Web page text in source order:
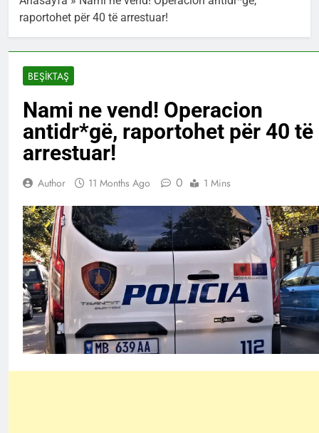
raportohet për 40 të arrestuar!
BEŞİKTAŞ
Nami ne vend! Operacion
antidr*gë, raportohet për 40 të
arrestuar!
Author 11 Months Ago 0 1 Mins